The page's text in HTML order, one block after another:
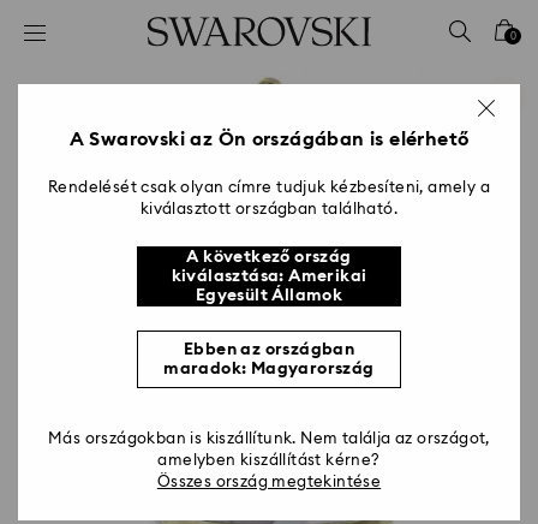
Hozzáférési-kulcs lista
2 - Lábléc
0
A Swarovski az Ön országában is elérhető
Rendelését csak olyan címre tudjuk kézbesíteni, amely a
kiválasztott országban található.
A következő ország
kiválasztása: Amerikai
Egyesült Államok
Ebben az országban
maradok: Magyarország
Más országokban is kiszállítunk. Nem találja az országot,
amelyben kiszállítást kérne?
Összes ország megtekintése